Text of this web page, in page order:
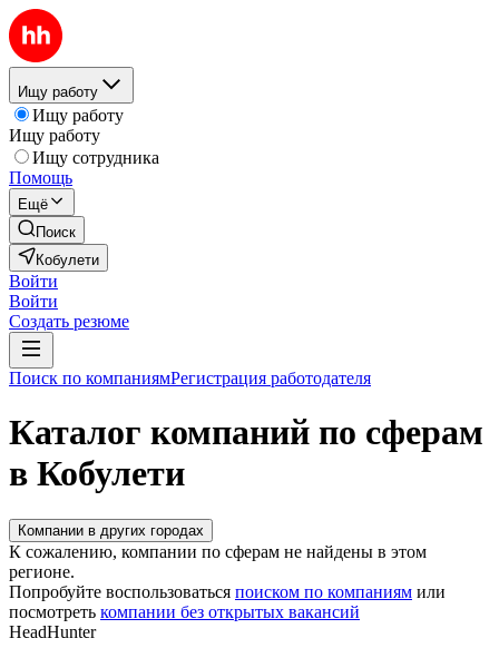
Ищу работу
Ищу работу
Ищу работу
Ищу сотрудника
Помощь
Ещё
Поиск
Кобулети
Войти
Войти
Создать резюме
Поиск по компаниямРегистрация работодателя
Каталог компаний по сферам
в Кобулети
Компании в других городах
К сожалению, компании по сферам не найдены в этом
регионе.
Попробуйте воспользоваться поиском по компаниям или
посмотреть компании без открытых вакансий
HeadHunter